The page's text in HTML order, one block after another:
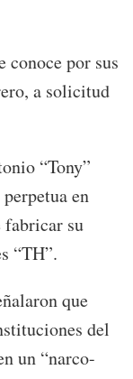
conoce por sus
a solicitud
“Tony”
en
fabricar su
“TH”.
que
del
un “narco-